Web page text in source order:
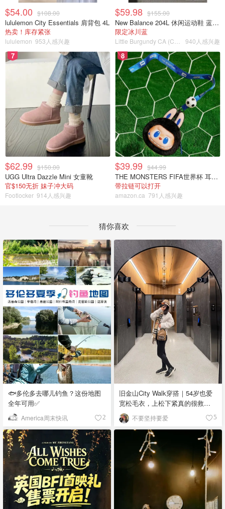
$54.00 $108.00
lululemon City Essentials 肩背包 4L
热卖！库存紧张
lululemon 953人感兴趣
$59.98 $155.00
New Balance 204L 休闲运动鞋 蓝银色
限定冰川蓝
940人感兴趣
7
$62.99 $150.00
UGG Ultra Dazzle Mini 女童靴
官$150无折 妹子冲大码
Footlocker 914人感兴趣
8
$39.99 $44.99
THE MONSTERS FIFA世界杯 耳机包
带拉链可以打开
amazon.ca 791人感兴趣
猜你喜欢
🐟多伦多去哪儿钓鱼？这份地图
全年可用✅
America周末快讯 2
旧金山City Walk穿搭｜54岁也爱
宽松毛衣，上松下紧真的很救比
例
不要坚持要爱 5